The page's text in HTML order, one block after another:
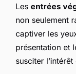
Les entrées
non seulement
captiver les
présentation et
susciter